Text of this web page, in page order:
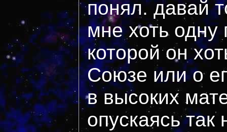
понял. давай
мне хоть одну
которой он
Союзе или о
в высоких
опускаясь так